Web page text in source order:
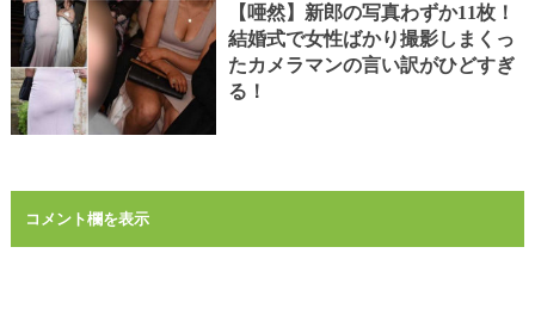
【唖然】新郎の写真わずか11枚！
結婚式で女性ばかり撮影しまくっ
たカメラマンの言い訳がひどすぎ
る！
コメント欄を表示